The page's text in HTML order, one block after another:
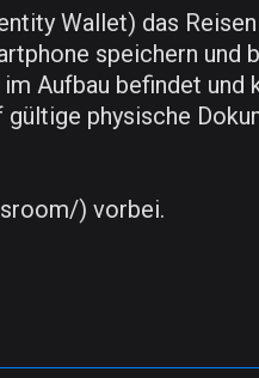
Wallet) das
speichern und
Aufbau befindet
physische
) vorbei.